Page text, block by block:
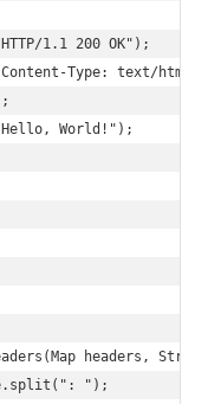
1.1 200 OK");
Type: text/
World!");
headers, String
");